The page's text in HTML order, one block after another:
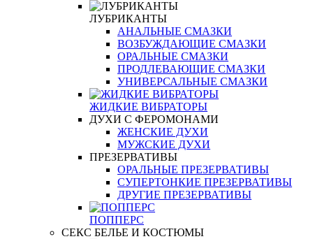
ЛУБРИКАНТЫ
АНАЛЬНЫЕ СМАЗКИ
ВОЗБУЖДАЮЩИЕ СМАЗКИ
ОРАЛЬНЫЕ СМАЗКИ
ПРОДЛЕВАЮЩИЕ СМАЗКИ
УНИВЕРСАЛЬНЫЕ СМАЗКИ
ЖИДКИЕ ВИБРАТОРЫ
ДУХИ С ФЕРОМОНАМИ
ЖЕНСКИЕ ДУХИ
МУЖСКИЕ ДУХИ
ПРЕЗЕРВАТИВЫ
ОРАЛЬНЫЕ ПРЕЗЕРВАТИВЫ
СУПЕРТОНКИЕ ПРЕЗЕРВАТИВЫ
ДРУГИЕ ПРЕЗЕРВАТИВЫ
ПОППЕРС
СЕКС БЕЛЬЕ И КОСТЮМЫ